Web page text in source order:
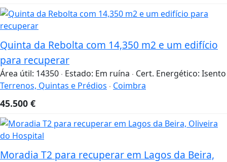
Quinta da Rebolta com 14,350 m2 e um edifício
para recuperar
Área útil: 14350 Estado: Em ruína Cert. Energético: Isento
Terrenos, Quintas e Prédios
Coimbra
45.500 €
Moradia T2 para recuperar em Lagos da Beira,